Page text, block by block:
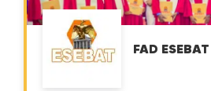
FAD ESEBAT